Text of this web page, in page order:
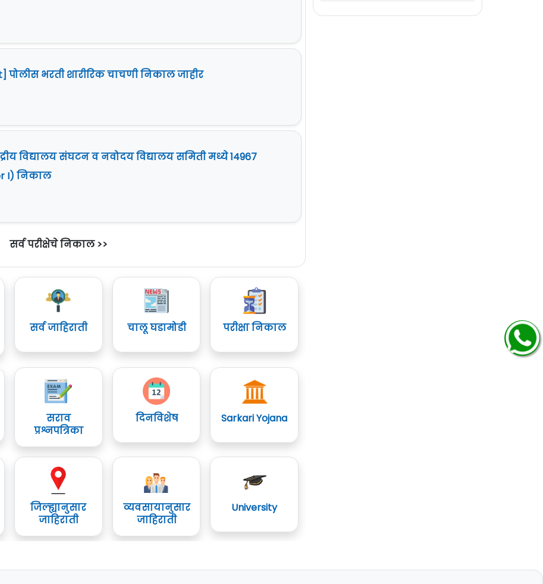
पोलीस भरती शारीरिक चाचणी निकाल जाहीर
विद्यालय संघटन व नवोदय विद्यालय समिती मध्ये 14967
I) निकाल
सर्व परीक्षेचे निकाल >>
सर्व जाहिराती चालू घडामोडी परीक्षा निकाल
सराव
प्रश्नपत्रिका
दिनविशेष Sarkari Yojana
जिल्ह्यानुसार
जाहिराती
व्यवसायानुसार
जाहिराती
University